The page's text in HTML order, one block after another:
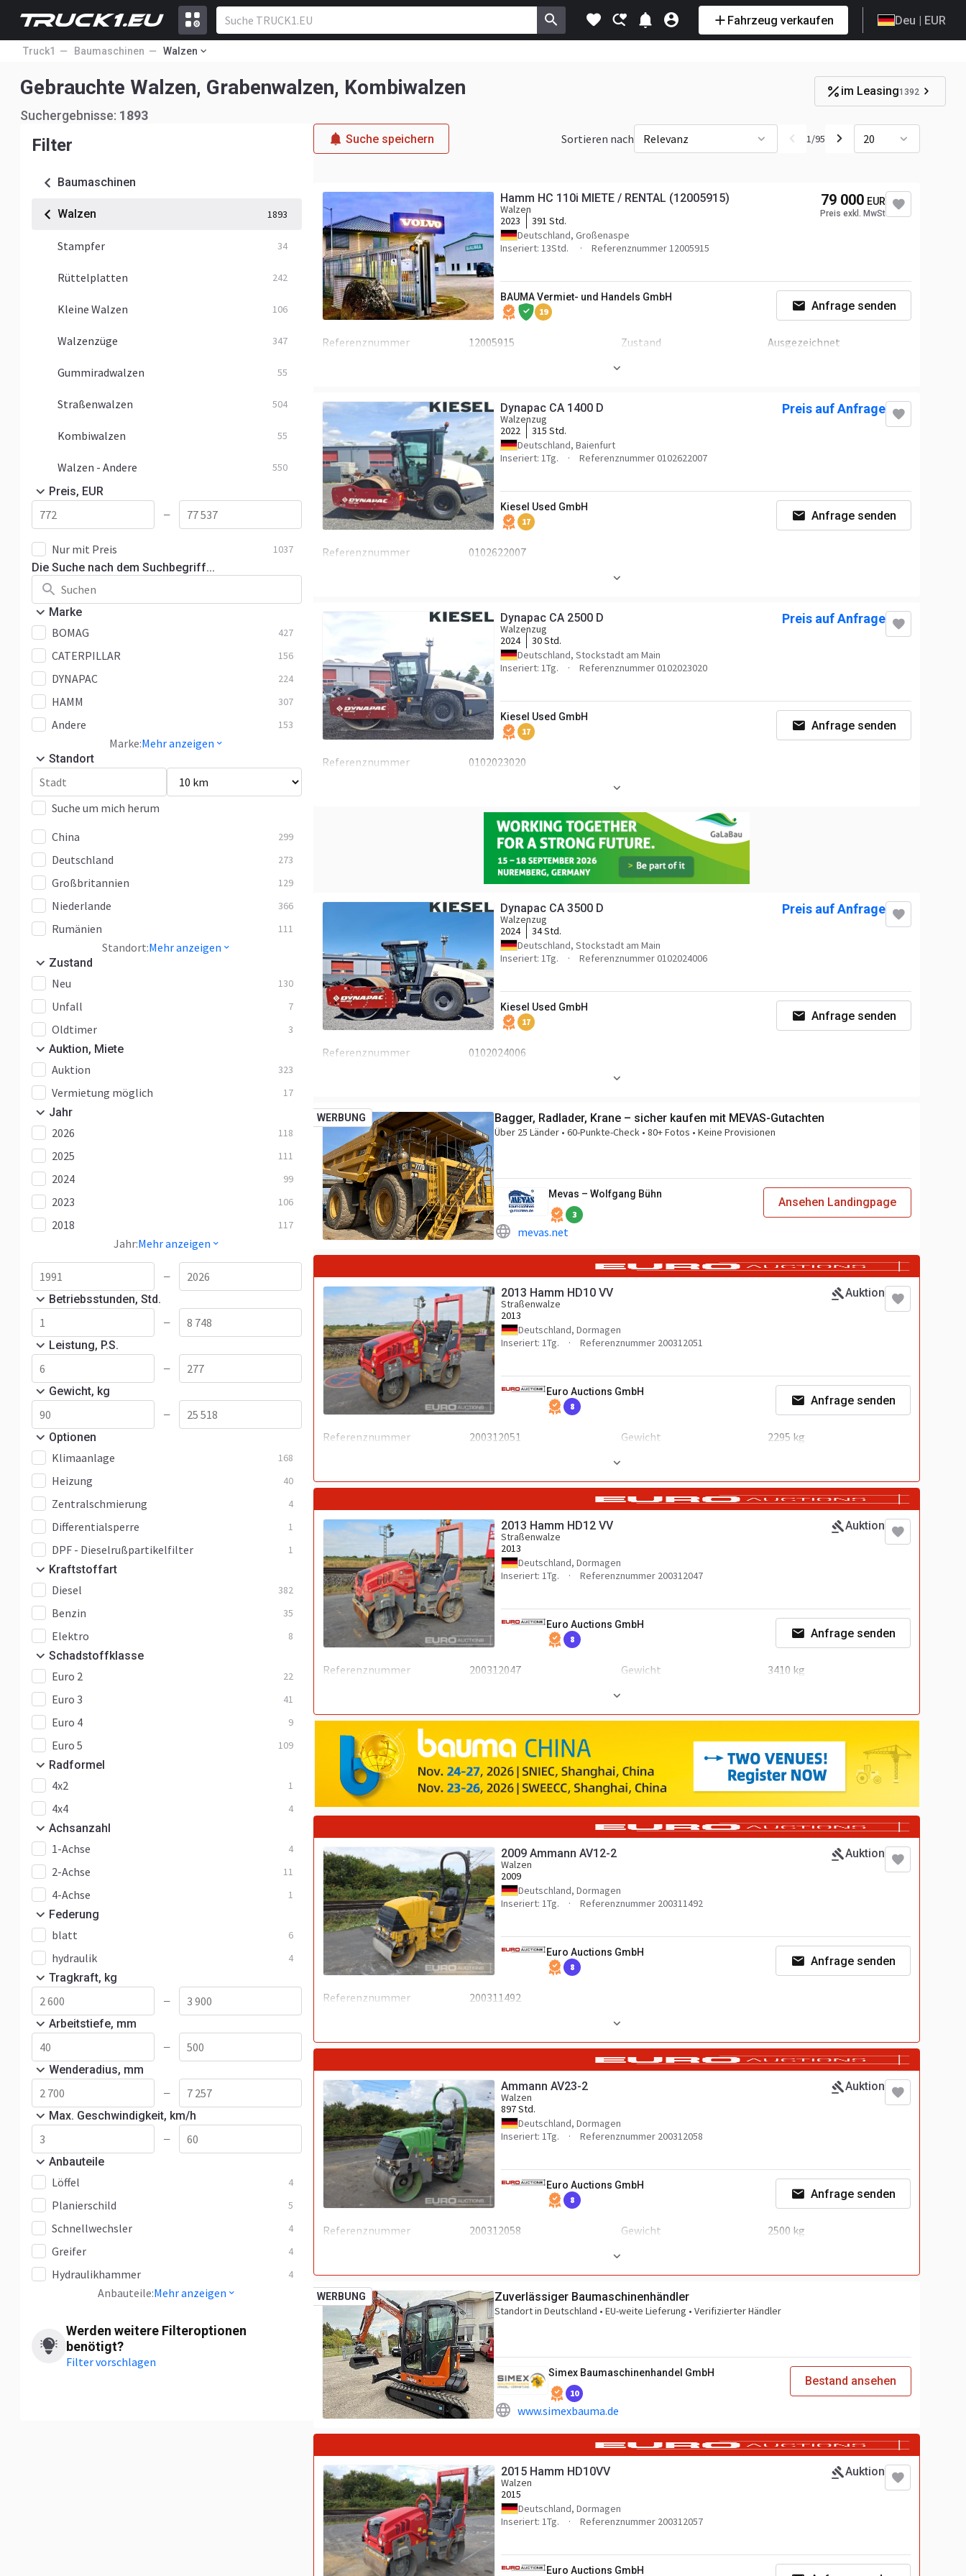
Fahrzeug verkaufen Deu | EUR
Truck1 Baumaschinen Walzen
Gebrauchte Walzen, Grabenwalzen, Kombiwalzen
Suchergebnisse: 1893
im Leasing1392
Filter
Baumaschinen
Walzen 1893
Stampfer 34
Rüttelplatten 242
Kleine Walzen 106
Walzenzüge 347
Gummiradwalzen 55
Straßenwalzen 504
Kombiwalzen 55
Walzen - Andere 550
Preis, EUR
—
Nur mit Preis 1037
Die Suche nach dem Suchbegriff...
Marke
BOMAG 427
CATERPILLAR 156
DYNAPAC 224
HAMM 307
Andere 153
Marke:Mehr anzeigen
Standort
Suche um mich herum
China
299
Deutschland 273
Großbritannien 129
Niederlande 366
Rumänien 111
Standort:Mehr anzeigen
Zustand
Neu 130
Unfall 7
Oldtimer 3
Auktion, Miete
Auktion 323
Vermietung möglich 17
Jahr
2026 118
2025 111
2024 99
2023 106
2018 117
Jahr:Mehr anzeigen
—
Betriebsstunden, Std.
—
Leistung, P.S.
—
Gewicht, kg
—
Optionen
Klimaanlage 168
Heizung 40
Zentralschmierung 4
Differentialsperre 1
DPF - Dieselrußpartikelfilter 1
Kraftstoffart
Diesel 382
Benzin 35
Elektro 8
Schadstoffklasse
Euro 2 22
Euro 3 41
Euro 4 9
Euro 5 109
Radformel
4x2 1
4x4 4
Achsanzahl
1-Achse 4
2-Achse 11
4-Achse 1
Federung
blatt 6
hydraulik 4
Tragkraft, kg
—
Arbeitstiefe, mm
—
Wenderadius, mm
—
Max. Geschwindigkeit, km/h
—
Anbauteile
Löffel 4
Planierschild 5
Schnellwechsler 4
Greifer 4
Hydraulikhammer 4
Anbauteile:Mehr anzeigen
Werden weitere Filteroptionen
benötigt?
Filter vorschlagen
Suche speichern Sortieren nach Relevanz 1/95 20
Hamm HC 110i MIETE / RENTAL (12005915)
Walzen
2023
391 Std.
Deutschland, Großenaspe
Inseriert: 13Std.
Referenznummer 12005915
79 000 EUR
Preis exkl. MwSt
BAUMA Vermiet- und Handels GmbH
19 Anfrage senden
Referenznummer 12005915 Zustand Ausgezeichnet
Dynapac CA 1400 D
Walzenzug
2022
315 Std.
Deutschland, Baienfurt
Inseriert: 1Tg.
Referenznummer 0102622007
Preis auf Anfrage
Kiesel Used GmbH
17 Anfrage senden
Referenznummer 0102622007
Dynapac CA 2500 D
Walzenzug
2024
30 Std.
Deutschland, Stockstadt am Main
Inseriert: 1Tg.
Referenznummer 0102023020
Preis auf Anfrage
Kiesel Used GmbH
17 Anfrage senden
Referenznummer 0102023020
Dynapac CA 3500 D
Walzenzug
2024
34 Std.
Deutschland, Stockstadt am Main
Inseriert: 1Tg.
Referenznummer 0102024006
Preis auf Anfrage
Kiesel Used GmbH
17 Anfrage senden
Referenznummer 0102024006
WERBUNG Bagger, Radlader, Krane – sicher kaufen mit MEVAS-Gutachten
Über 25 Länder • 60-Punkte-Check • 80+ Fotos • Keine Provisionen
Mevas – Wolfgang Bühn
3
mevas.net
Ansehen Landingpage
2013 Hamm HD10 VV
Straßenwalze
2013
Deutschland, Dormagen
Inseriert: 1Tg.
Referenznummer 200312051
Auktion
Euro Auctions GmbH
8 Anfrage senden
Referenznummer 200312051 Gewicht 2295 kg
Stück vorhanden 1
2013 Hamm HD12 VV
Straßenwalze
2013
Deutschland, Dormagen
Inseriert: 1Tg.
Referenznummer 200312047
Auktion
Euro Auctions GmbH
8 Anfrage senden
Referenznummer 200312047 Gewicht 3410 kg
Stück vorhanden 1
2009 Ammann AV12-2
Walzen
2009
Deutschland, Dormagen
Inseriert: 1Tg.
Referenznummer 200311492
Auktion
Euro Auctions GmbH
8 Anfrage senden
Referenznummer 200311492
Stück vorhanden 1
Ammann AV23-2
Walzen
897 Std.
Deutschland, Dormagen
Inseriert: 1Tg.
Referenznummer 200312058
Auktion
Euro Auctions GmbH
8 Anfrage senden
Referenznummer 200312058 Gewicht 2500 kg
Stück vorhanden 1
WERBUNG Zuverlässiger Baumaschinenhändler
Standort in Deutschland • EU-weite Lieferung • Verifizierter Händler
Simex Baumaschinenhandel GmbH
10
www.simexbauma.de
Bestand ansehen
2015 Hamm HD10VV
Walzen
2015
Deutschland, Dormagen
Inseriert: 1Tg.
Referenznummer 200312057
Auktion
Euro Auctions GmbH